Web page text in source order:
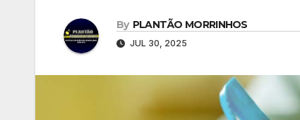
By PLANTÃO MORRINHOS
JUL 30, 2025